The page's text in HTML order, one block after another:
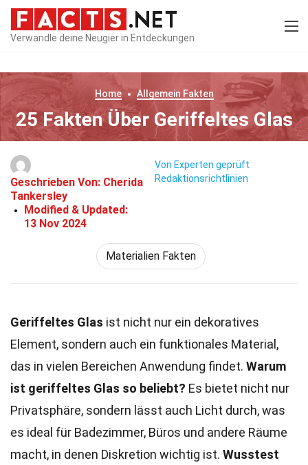
Verwandle deine Neugier in Entdeckungen
Home Allgemein Fakten
25 Fakten Über Geriffeltes Glas
Geschrieben Von: Cherida
Tankersley
Modified & Updated:
13 Nov 2024
Von Experten geprüft
Redaktionsrichtlinien
Materialien Fakten
Geriffeltes Glas ist nicht nur ein dekoratives
Element, sondern auch ein funktionales Material,
das in vielen Bereichen Anwendung findet. Warum
ist geriffeltes Glas so beliebt? Es bietet nicht nur
Privatsphäre, sondern lässt auch Licht durch, was
es ideal für Badezimmer, Büros und andere Räume
macht, in denen Diskretion wichtig ist. Wusstest